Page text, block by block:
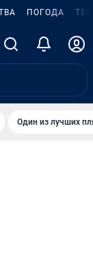
ПОГОДА
Один из лучших